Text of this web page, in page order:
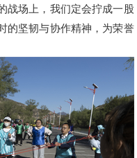
战场上，我们定会拧成一股
的坚韧与协作精神，为荣誉